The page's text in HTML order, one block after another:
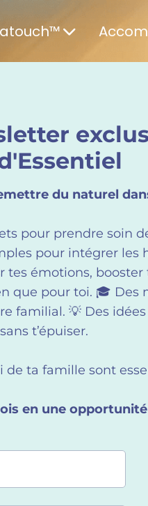
du naturel
pour prendre soin
pour intégrer
émotions,
que pour toi. 🎓
familial. 💡 Des
t’épuiser.
ta famille sont
en une